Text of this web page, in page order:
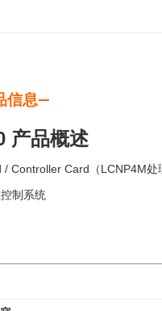
信息—
产品概述
Controller Card（LCNP4M处
制系统